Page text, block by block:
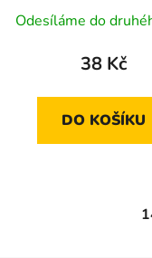
Odesíláme do
38 Kč
DO KOŠÍKU